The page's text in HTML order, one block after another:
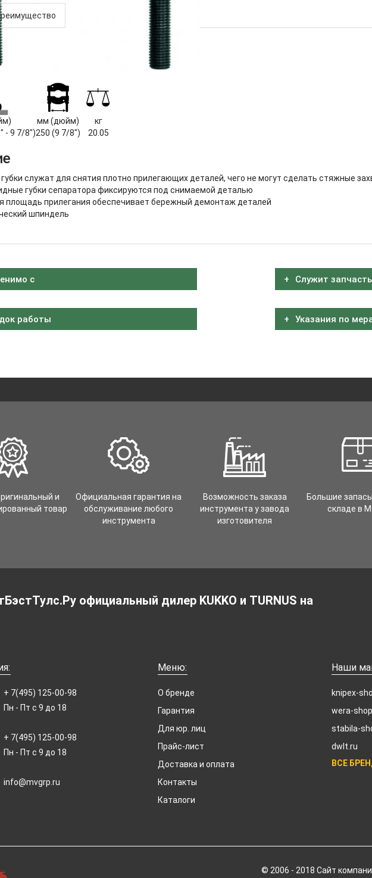
мм (дюйм)
кг
- 9 7/8")250 (9 7/8") 20.05
служат для снятия плотно прилегающих деталей, чего не могут сделать стяжные
губки сепаратора фиксируются под снимаемой деталью
площадь прилегания обеспечивает бережный демонтаж деталей
шпиндель
с
работы
Служит
Указания по
и
товар
Официальная гарантия на
обслуживание любого
инструмента
Возможность заказа
инструмента у завода
изготовителя
Большие
складе в
официальный дилер KUKKO и TURNUS на
+ 7(495) 125-00-98
Пн - Пт с 9 до 18
+ 7(495) 125-00-98
Пн - Пт с 9 до 18
info@mvgrp.ru
Меню:
О бренде
Гарантия
Для юр. лиц
Прайс-лист
Доставка и оплата
Контакты
Каталоги
Наши
knipex-
wera-
stabila-
dwlt.ru
ВСЕ
© 2006 - 2018 Cайт